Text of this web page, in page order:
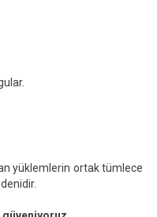
yüklemlerin ortak tümlece